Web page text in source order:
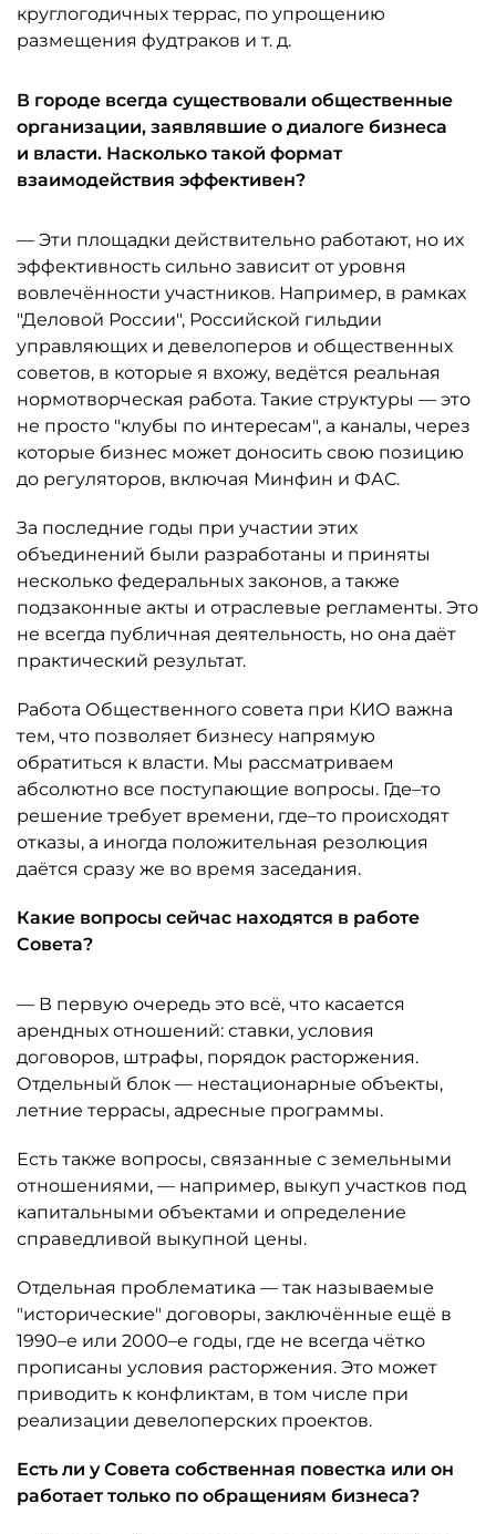
круглогодичных террас, по упрощению
размещения фудтраков и т. д.
В городе всегда существовали общественные
организации, заявлявшие о диалоге бизнеса
и власти. Насколько такой формат
взаимодействия эффективен?
— Эти площадки действительно работают, но их
эффективность сильно зависит от уровня
вовлечённости участников. Например, в рамках
"Деловой России", Российской гильдии
управляющих и девелоперов и общественных
советов, в которые я вхожу, ведётся реальная
нормотворческая работа. Такие структуры — это
не просто "клубы по интересам", а каналы, через
которые бизнес может доносить свою позицию
до регуляторов, включая Минфин и ФАС.
За последние годы при участии этих
объединений были разработаны и приняты
несколько федеральных законов, а также
подзаконные акты и отраслевые регламенты. Это
не всегда публичная деятельность, но она даёт
практический результат.
Работа Общественного совета при КИО важна
тем, что позволяет бизнесу напрямую
обратиться к власти. Мы рассматриваем
абсолютно все поступающие вопросы. Где–то
решение требует времени, где–то происходят
отказы, а иногда положительная резолюция
даётся сразу же во время заседания.
Какие вопросы сейчас находятся в работе
Совета?
— В первую очередь это всё, что касается
арендных отношений: ставки, условия
договоров, штрафы, порядок расторжения.
Отдельный блок — нестационарные объекты,
летние террасы, адресные программы.
Есть также вопросы, связанные с земельными
отношениями, — например, выкуп участков под
капитальными объектами и определение
справедливой выкупной цены.
Отдельная проблематика — так называемые
"исторические" договоры, заключённые ещё в
1990–е или 2000–е годы, где не всегда чётко
прописаны условия расторжения. Это может
приводить к конфликтам, в том числе при
реализации девелоперских проектов.
Есть ли у Совета собственная повестка или он
работает только по обращениям бизнеса?